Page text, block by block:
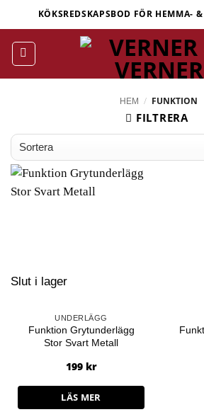
to
content
KÖKSREDSKAPSBOD FÖR HEMMA-
HEM / FUNKTION
FILTRERA
Slut i lager
UNDERLÄGG
Funktion Grytunderlägg
Stor Svart Metall
199 kr
LÄS MER